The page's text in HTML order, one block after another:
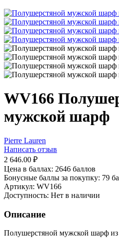
WV166
мужской шарф
Pierre Lauren
Написать отзыв
2 646.00 ₽
Цена в баллах: 2646 баллов
Бонусные баллы за покупку: 79
Артикул: WV166
Доступность: Нет в наличии
Описание
Полушерстяной мужской шарф